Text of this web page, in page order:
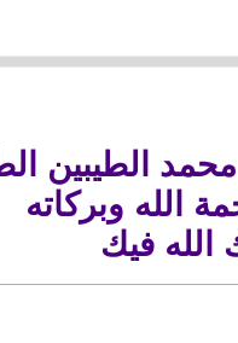
الطيبين
الله وبركاته
الله فيك